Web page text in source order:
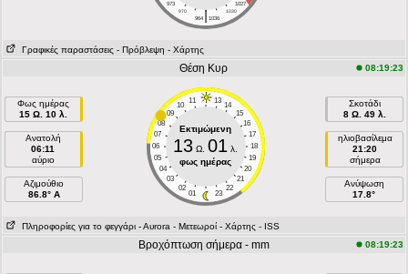
973
1027
970
1030
|
964 1036
Γραφικές παραστάσεις - Πρόβλεψη - Χάρτης
Θέση Κυρ 08:19:23
Φως ημέρας
15 Ω. 10 λ.
Ανατολή
06:11
αύριο
Aζιμούθιο
86.8° A
11 13
10
14
09
15
08
16
07
17
06
18
05
19
04
20
03
21
02
22
01 23
Εκτιμώμενη
13 Ω.01 λ.
φως ημέρας
Σκοτάδι
8 Ω. 49 λ.
ηλιοβασίλεμα
21:20
σήμερα
Ανύψωση
17.8°
Πληροφορίες για το φεγγάρι - Αυrora - Μετεωροί - Χάρτης - ISS
Βροχόπτωση σήμερα - mm 08:19:23